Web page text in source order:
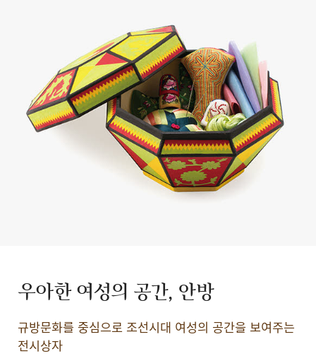
우아한 여성의 공간, 안방
규방문화를 중심으로 조선시대 여성의 공간을 보여주는
전시상자